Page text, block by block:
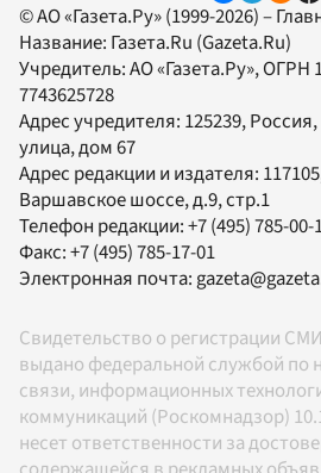
© АО «Газета.Ру» (1999-2026) –
Название: Газета.Ru (Gazeta.Ru)
Учредитель:АО «Газета.Ру», ОГРН
7743625728
Адрес учредителя: 125239,
улица, дом 67
Адрес редакции и издателя: 117105
Варшавское шоссе, д.9, стр.1
Телефон редакции:+7 (495) 785-00-
Факс:+7 (495) 785-17-01
Электронная почта:
Свидетельство о регистрации
выдано федеральной службой по
связи, информационных
коммуникаций (Роскомнадзор)
несет ответственности за